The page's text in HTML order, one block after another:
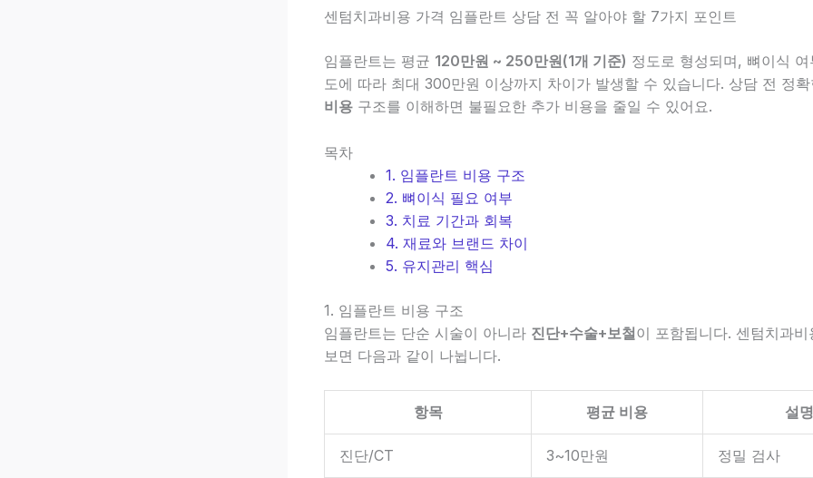
센텀치과비용 가격 임플란트 상담 전 꼭 알아야 할 7가지 포인트
임플란트는 평균 120만원 ~ 250만원(1개 기준) 정도로 형성되며, 뼈이식 여
도에 따라 최대 300만원 이상까지 차이가 발생할 수 있습니다. 상담 전 정
비용 구조를 이해하면 불필요한 추가 비용을 줄일 수 있어요.
목차
1. 임플란트 비용 구조
2. 뼈이식 필요 여부
3. 치료 기간과 회복
4. 재료와 브랜드 차이
5. 유지관리 핵심
1. 임플란트 비용 구조
임플란트는 단순 시술이 아니라 진단+수술+보철이 포함됩니다. 센텀치과
보면 다음과 같이 나뉩니다.
항목 평균 비용 설명
진단/CT 3~10만원 정밀 검사